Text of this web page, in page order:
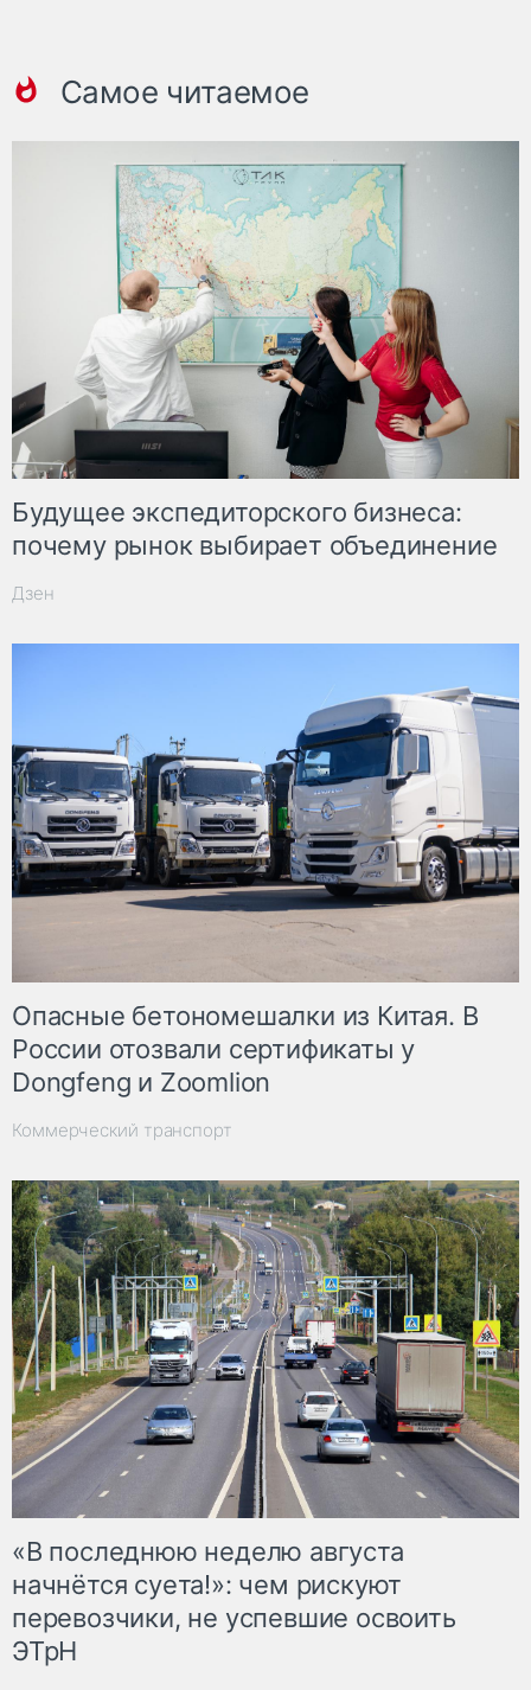
Самое читаемое
Будущее экспедиторского бизнеса:
почему рынок выбирает объединение
Дзен
Опасные бетономешалки из Китая. В
России отозвали сертификаты у
Dongfeng и Zoomlion
Коммерческий транспорт
«В последнюю неделю августа
начнётся суета!»: чем рискуют
перевозчики, не успевшие освоить
ЭТрН